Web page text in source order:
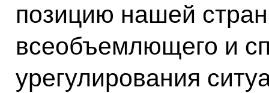
позицию нашей
всеобъемлющего и
урегулирования